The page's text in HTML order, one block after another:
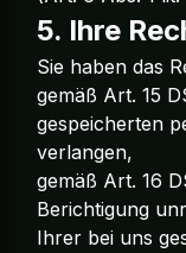
5. Ihre
Sie haben das
gemäß Art. 15
gespeicherten
verlangen,
gemäß Art. 16
Berichtigung
Ihrer bei uns